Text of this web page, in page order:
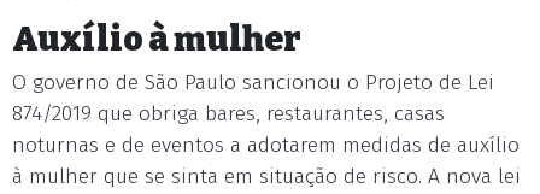
Auxílio à mulher
O governo de São Paulo sancionou o Projeto de Lei
874/2019 que obriga bares, restaurantes, casas
noturnas e de eventos a adotarem medidas de auxílio
à mulher que se sinta em situação de risco. A nova lei